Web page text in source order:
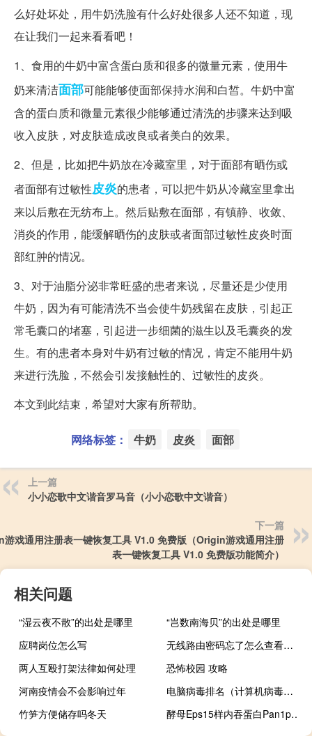
么好处坏处，用牛奶洗脸有什么好处很多人还不知道，现
在让我们一起来看看吧！
1、食用的牛奶中富含蛋白质和很多的微量元素，使用牛
奶来清洁面部可能能够使面部保持水润和白皙。牛奶中富
含的蛋白质和微量元素很少能够通过清洗的步骤来达到吸
收入皮肤，对皮肤造成改良或者美白的效果。
2、但是，比如把牛奶放在冷藏室里，对于面部有晒伤或
者面部有过敏性皮炎的患者，可以把牛奶从冷藏室里拿出
来以后敷在无纺布上。然后贴敷在面部，有镇静、收敛、
消炎的作用，能缓解晒伤的皮肤或者面部过敏性皮炎时面
部红肿的情况。
3、对于油脂分泌非常旺盛的患者来说，尽量还是少使用
牛奶，因为有可能清洗不当会使牛奶残留在皮肤，引起正
常毛囊口的堵塞，引起进一步细菌的滋生以及毛囊炎的发
生。有的患者本身对牛奶有过敏的情况，肯定不能用牛奶
来进行洗脸，不然会引发接触性的、过敏性的皮炎。
本文到此结束，希望对大家有所帮助。
网络标签： 牛奶 皮炎 面部
上一篇
小小恋歌中文谐音罗马音（小小恋歌中文谐音）
下一篇
戏通用注册表一键恢复工具 V1.0 免费版（Origin游戏通用注册
表一键恢复工具 V1.0 免费版功能简介）
相关问题
“湿云夜不散”的出处是哪里
“岂数南海贝”的出处是哪里
应聘岗位怎么写
无线路由密码忘了怎么查看（无线路由密码破解）
两人互殴打架法律如何处理
恐怖校园 攻略
河南疫情会不会影响过年
电脑病毒排名（计算机病毒主要造成）
竹笋方便储存吗冬天
酵母Eps15样内吞蛋白Pan1p是内吞作用的关键参与者